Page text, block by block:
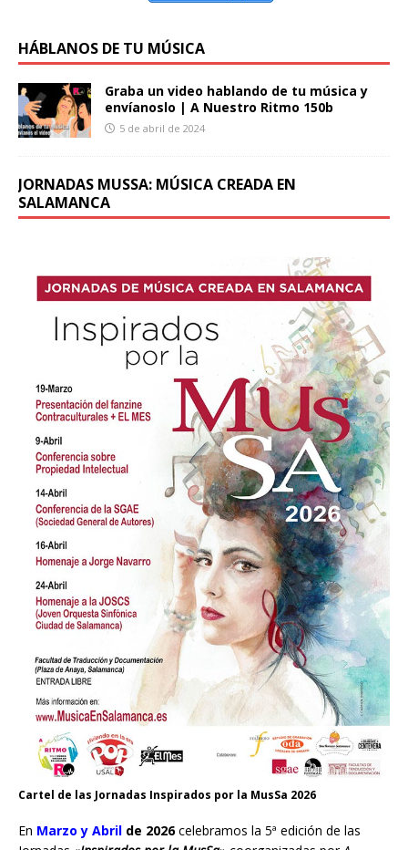
HÁBLANOS DE TU MÚSICA
Graba un video hablando de tu música y
envíanoslo | A Nuestro Ritmo 150b
5 de abril de 2024
JORNADAS MUSSA: MÚSICA CREADA EN
SALAMANCA
Cartel de las Jornadas Inspirados por la MusSa 2026
En Marzo y Abril de 2026celebramos la 5ª edición de las